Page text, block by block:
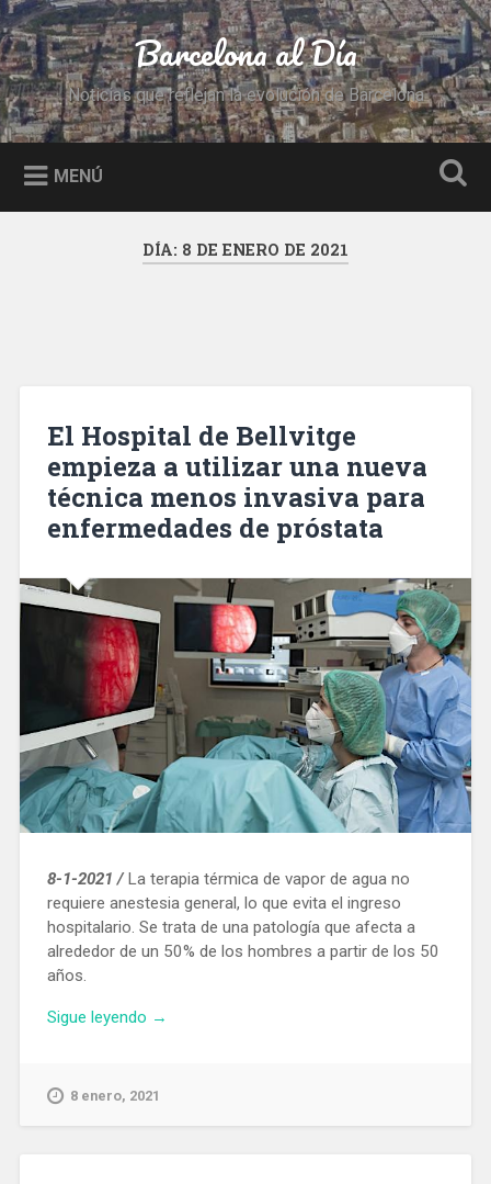
Saltar
al
contenido
Buscar Barcelona al Día
Noticias que reflejan la evolución de Barcelona
MENÚ
DÍA: 8 DE ENERO DE 2021
El Hospital de Bellvitge
empieza a utilizar una nueva
técnica menos invasiva para
enfermedades de próstata
8-1-2021 /La terapia térmica de vapor de agua no
requiere anestesia general, lo que evita el ingreso
hospitalario. Se trata de una patología que afecta a
alrededor de un 50% de los hombres a partir de los 50
años.
Sigue leyendo «El
Bellvitge
→
8 enero, 2021